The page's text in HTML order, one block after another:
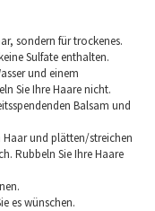
sondern für trockenes.
Sulfate enthalten.
und einem
Sie Ihre Haare nicht.
Balsam und
Haar und plätten/streichen
Rubbeln Sie Ihre Haare
es wünschen.